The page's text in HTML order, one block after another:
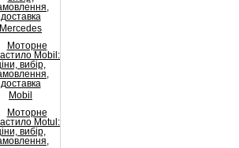
Mercedes
Mobil